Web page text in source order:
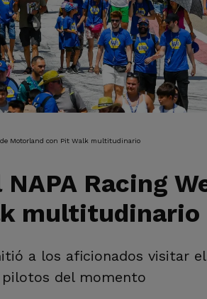
de Motorland con Pit Walk multitudinario
Racing
multitudinario
a los aficionados visitar
del momento